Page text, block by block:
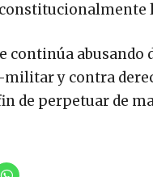
continúa abusando
y contra
de perpetuar de